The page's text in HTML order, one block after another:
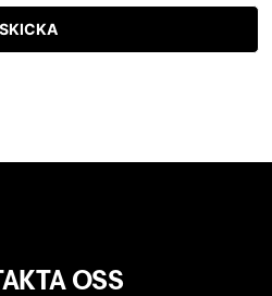
SKICKA
OSS